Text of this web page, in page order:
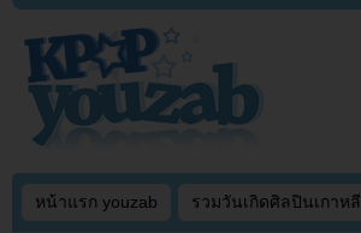
หน้าแรก youzab รวมวันเกิดศิลปินเกาหลี